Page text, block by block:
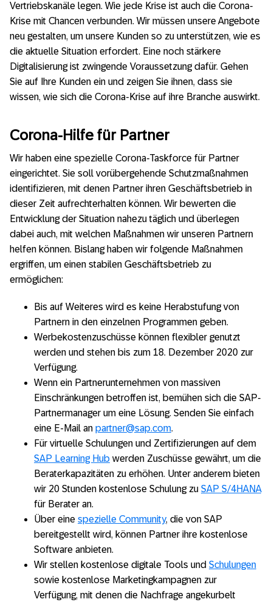
Vertriebskanäle legen. Wie jede Krise ist auch die Corona-
Krise mit Chancen verbunden. Wir müssen unsere Angebote
neu gestalten, um unsere Kunden so zu unterstützen, wie es
die aktuelle Situation erfordert. Eine noch stärkere
Digitalisierung ist zwingende Voraussetzung dafür. Gehen
Sie auf Ihre Kunden ein und zeigen Sie ihnen, dass sie
wissen, wie sich die Corona-Krise auf ihre Branche auswirkt.
Corona-Hilfe für Partner
Wir haben eine spezielle Corona-Taskforce für Partner
eingerichtet. Sie soll vorübergehende Schutzmaßnahmen
identifizieren, mit denen Partner ihren Geschäftsbetrieb in
dieser Zeit aufrechterhalten können. Wir bewerten die
Entwicklung der Situation nahezu täglich und überlegen
dabei auch, mit welchen Maßnahmen wir unseren Partnern
helfen können. Bislang haben wir folgende Maßnahmen
ergriffen, um einen stabilen Geschäftsbetrieb zu
ermöglichen:
Bis auf Weiteres wird es keine Herabstufung von
Partnern in den einzelnen Programmen geben.
Werbekostenzuschüsse können flexibler genutzt
werden und stehen bis zum 18. Dezember 2020 zur
Verfügung.
Wenn ein Partnerunternehmen von massiven
Einschränkungen betroffen ist, bemühen sich die SAP-
Partnermanager um eine Lösung. Senden Sie einfach
eine E-Mail an partner@sap.com.
Für virtuelle Schulungen und Zertifizierungen auf dem
SAP Learning Hub werden Zuschüsse gewährt, um die
Beraterkapazitäten zu erhöhen. Unter anderem bieten
wir 20 Stunden kostenlose Schulung zu SAP S/4HANA
für Berater an.
Über eine spezielle Community, die von SAP
bereitgestellt wird, können Partner ihre kostenlose
Software anbieten.
Wir stellen kostenlose digitale Tools und Schulungen
sowie kostenlose Marketingkampagnen zur
Verfügung, mit denen die Nachfrage angekurbelt